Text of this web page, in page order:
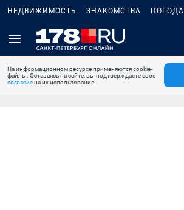
НЕДВИЖИМОСТЬ ЗНАКОМСТВА ПОГОДА
На информационном ресурсе применяются cookie-
файлы. Оставаясь на сайте, вы подтверждаете свое
согласиена их использование.